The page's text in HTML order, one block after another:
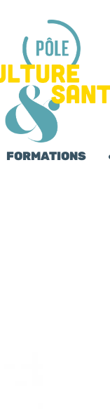
FORMATIONS